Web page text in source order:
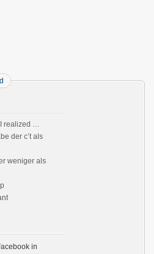
realized …
der c’t als
weniger als
in